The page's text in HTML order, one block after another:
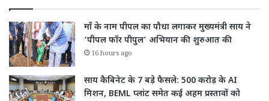
माँ के नाम पीपल का पौधा लगाकर मुख्यमंत्री साय ने
‘पीपल फॉर पीपुल’ अभियान की शुरुआत की
16 hours ago
साय कैबिनेट के 7 बड़े फैसले: 500 करोड़ के AI
मिशन, BEML प्लांट समेत कई अहम प्रस्तावों को